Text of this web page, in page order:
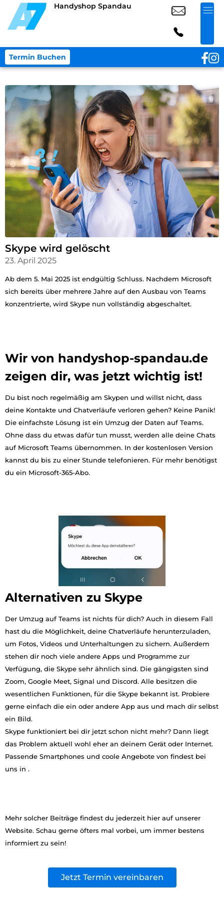
Handyshop Spandau
Termin Buchen
Skype wird gelöscht
23. April 2025
Ab dem 5. Mai 2025 ist endgültig Schluss. Nachdem Microsoft
sich bereits über mehrere Jahre auf den Ausbau von Teams
konzentrierte, wird Skype nun vollständig abgeschaltet.
Wir von handyshop-spandau.de
zeigen dir, was jetzt wichtig ist!
Du bist noch regelmäßig am Skypen und willst nicht, dass
deine Kontakte und Chatverläufe verloren gehen? Keine Panik!
Die einfachste Lösung ist ein Umzug der Daten auf Teams.
Ohne dass du etwas dafür tun musst, werden alle deine Chats
auf Microsoft Teams übernommen. In der kostenlosen Version
kannst du bis zu einer Stunde telefonieren. Für mehr benötigst
du ein Microsoft-365-Abo.
Alternativen zu Skype
Der Umzug auf Teams ist nichts für dich? Auch in diesem Fall
hast du die Möglichkeit, deine Chatverläufe herunterzuladen,
um Fotos, Videos und Unterhaltungen zu sichern. Außerdem
stehen dir noch viele andere Apps und Programme zur
Verfügung, die Skype sehr ähnlich sind. Die gängigsten sind
Zoom, Google Meet, Signal und Discord. Alle besitzen die
wesentlichen Funktionen, für die Skype bekannt ist. Probiere
gerne einfach die ein oder andere App aus und mach dir selbst
ein Bild.
Skype funktioniert bei dir jetzt schon nicht mehr? Dann liegt
das Problem aktuell wohl eher an deinem Gerät oder Internet.
Passende Smartphones und coole Angebote von findest bei
uns in .
Mehr solcher Beiträge findest du jederzeit hier auf unserer
Website. Schau gerne öfters mal vorbei, um immer bestens
informiert zu sein!
Jetzt Termin vereinbaren